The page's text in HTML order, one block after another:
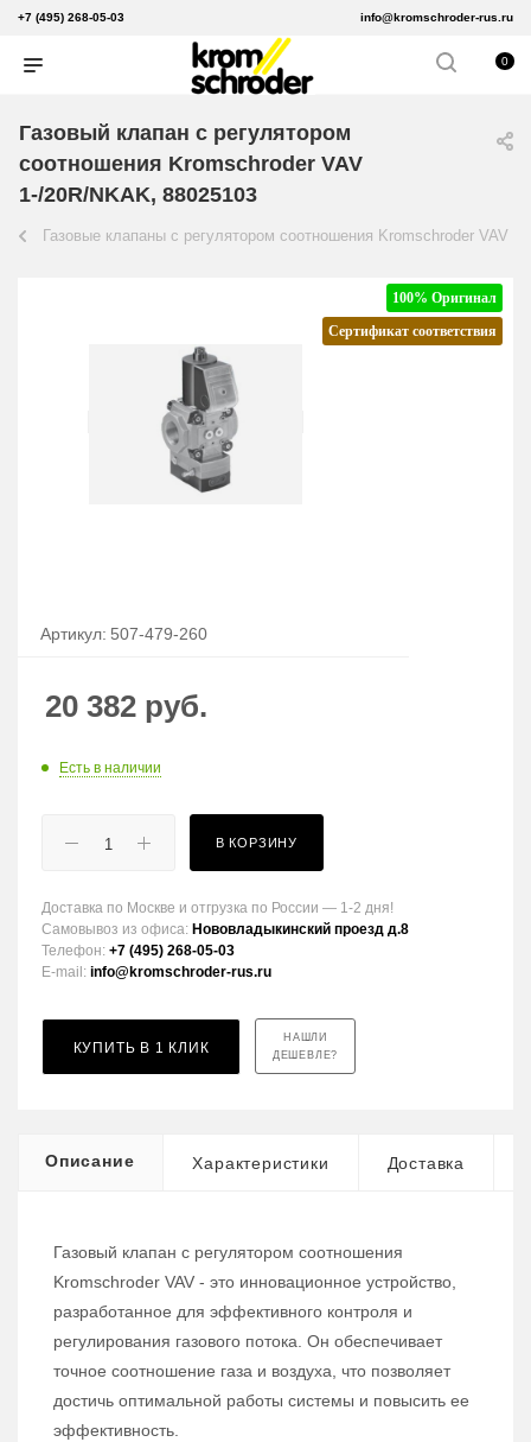
+7 (495) 268-05-03 info@kromschroder-rus.ru
0
Газовый клапан с регулятором
соотношения Kromschroder VAV
1-/20R/NKAK, 88025103
Газовые клапаны с регулятором соотношения Kromschroder VAV
100% Оригинал
Сертификат соответствия
Артикул: 507-479-260
20 382 руб.
Есть в наличии
В КОРЗИНУ
Доставка по Москве и отгрузка по России — 1-2 дня!
Самовывоз из офиса: Нововладыкинский проезд д.8
Телефон: +7 (495) 268-05-03
E-mail: info@kromschroder-rus.ru
КУПИТЬ В 1 КЛИК
НАШЛИ
ДЕШЕВЛЕ?
Описание Характеристики Доставка
Газовый клапан с регулятором соотношения
Kromschroder VAV - это инновационное устройство,
разработанное для эффективного контроля и
регулирования газового потока. Он обеспечивает
точное соотношение газа и воздуха, что позволяет
достичь оптимальной работы системы и повысить ее
эффективность.